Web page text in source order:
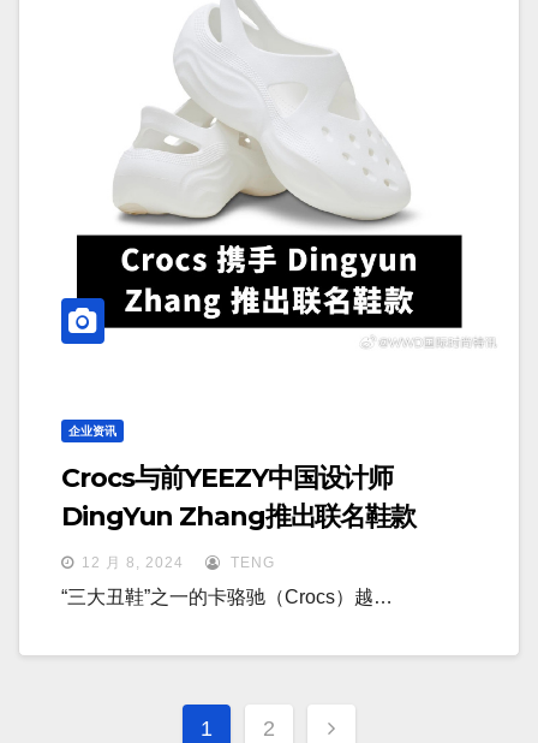
企业资讯
Crocs与前YEEZY中国设计师
DingYun Zhang推出联名鞋款
12 月 8, 2024 TENG
“三大丑鞋”之一的卡骆驰（Crocs）越…
文
1 2